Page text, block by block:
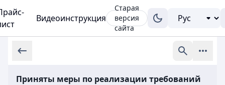
Видеоинструкция
Старая
версия
сайта
Приняты меры по реализации требований